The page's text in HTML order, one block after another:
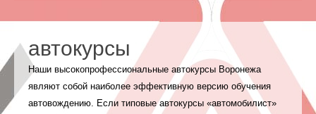
автокурсы
Наши высокопрофессиональные автокурсы Воронежа
являют собой наиболее эффективную версию обучения
автовождению. Если типовые автокурсы «автомобилист»